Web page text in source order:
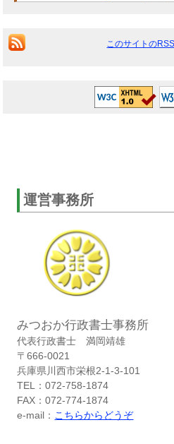
このサイトの
運営事務所
みつおか行政書士事務所
代表行政書士 満岡靖雄
〒666-0021
兵庫県川西市栄根2-1-3-101
TEL：072-758-1874
FAX：072-774-1874
e-mail： こちらからどうぞ